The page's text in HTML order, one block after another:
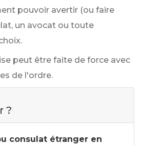
pouvoir avertir (ou faire
un avocat ou toute
peut être faite de force avec
de l'ordre.
?
consulat étranger en